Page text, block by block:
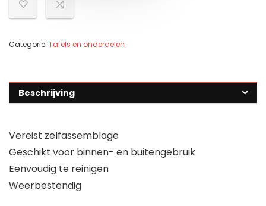
Categorie: Tafels en onderdelen
Beschrijving
Vereist zelfassemblage
Geschikt voor binnen- en buitengebruik
Eenvoudig te reinigen
Weerbestendig